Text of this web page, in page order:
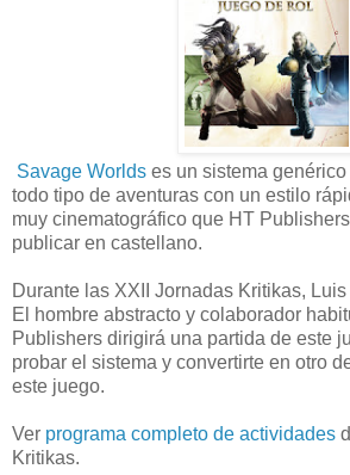
Savage Worlds es un sistema
todo tipo de aventuras con un estilo
muy cinematográfico que HT
publicar en castellano.
Durante las XXII Jornadas Kritikas,
El hombre abstracto y colaborador
Publishers dirigirá una partida de este
probar el sistema y convertirte en otro
este juego.
Ver programa completo de actividades
Kritikas.